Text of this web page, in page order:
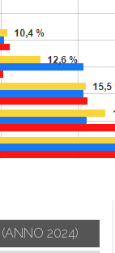
(ANNO 2024)